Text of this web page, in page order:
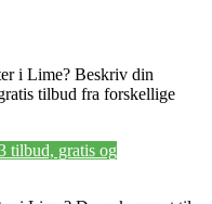
i Lime? Beskriv din
tilbud fra forskellige
tilbud, gratis og